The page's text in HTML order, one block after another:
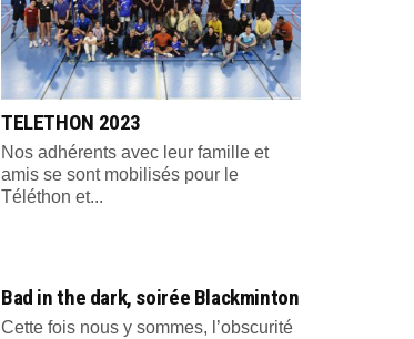
TELETHON 2023
Nos adhérents avec leur famille et
amis se sont mobilisés pour le
Téléthon et...
Bad in the dark, soirée Blackminton
Cette fois nous y sommes, l’obscurité